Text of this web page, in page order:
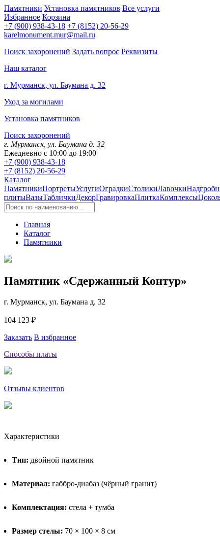
Памятники Установка памятников Все услуги
Избранное Корзина
+7 (900) 938-43-18 +7 (8152) 20-56-29
karelmonument.mur@mail.ru
Поиск захоронений Задать вопрос Реквизиты
Наш каталог
г. Мурманск, ул. Баумана д. 32
Уход за могилами
Установка памятников
Поиск захоронений
г. Мурманск, ул. Баумана д. 32
Ежедневно с 10:00 до 19:00
+7 (900) 938-43-18
+7 (8152) 20-56-29
Каталог
ПамятникиПортретыУслугиОградкиСтоликиЛавочки
плитыВазыТабличкиДекорГравировкаПлиткаКомплексы
Главная
Каталог
Памятники
Памятник «Сдержанный Контур»
г. Мурманск, ул. Баумана д. 32
104 123 ₽
Заказать В избранное
Способы платы
Отзывы клиентов
Характеристики
Тип: двойной памятник
Материал: габбро-диабаз (чёрный гранит)
Комплектация: стела + тумба
Размер стелы: 70 × 100 × 8 см